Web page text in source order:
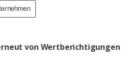
von Wertberichtigungen